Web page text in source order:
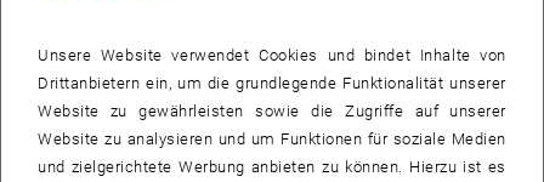
„Schon am Gehsteig stellen sie dann fest, dass sie
entgegenkommenden Passanten nicht mit genügend
Sicherheitsabstand ausweichen können, ohne auf die Fahrbahn
auszuweichen. Das sorgt für Verunsicherung.“
Aggelos Soteropoulos und Robert Kalasek kategorisierten die
Unsere Website verwendet Cookies und bindet Inhalte von
Drittanbietern ein, um die grundlegende Funktionalität unserer
Website zu gewährleisten sowie die Zugriffe auf unserer
Website zu analysieren und um Funktionen für soziale Medien
und zielgerichtete Werbung anbieten zu können. Hierzu ist es